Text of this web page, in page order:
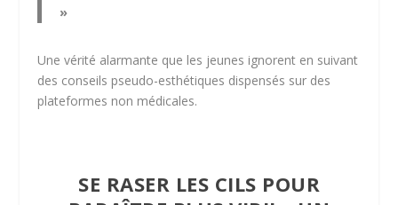
»
Une vérité alarmante que les jeunes ignorent en suivant
des conseils pseudo-esthétiques dispensés sur des
plateformes non médicales.
SE RASER LES CILS POUR